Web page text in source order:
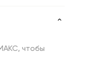
чтобы